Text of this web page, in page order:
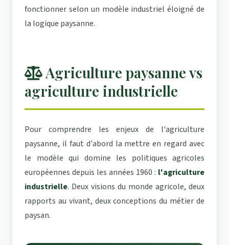
fonctionner selon un modèle industriel éloigné de
la logique paysanne.
Agriculture paysanne vs
agriculture industrielle
Pour comprendre les enjeux de l'agriculture
paysanne, il faut d'abord la mettre en regard avec
le modèle qui domine les politiques agricoles
européennes depuis les années 1960 : l'agriculture
industrielle. Deux visions du monde agricole, deux
rapports au vivant, deux conceptions du métier de
paysan.